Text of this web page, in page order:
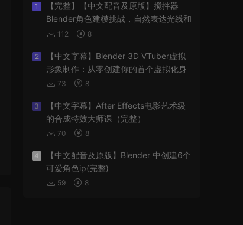
1
【完整】【中文配音及原版】搅拌器
Blender角色建模挑战，自然表达光线和
阴影112 8
2
【中文字幕】Blender 3D VTuber虚拟
形象制作：从零创建你的首个虚拟化身
73 8
3
【中文字幕】After Effects电影艺术级
的合成特效大师课（完整）
70 8
4
【中文配音及原版】Blender 中创建6个
可爱角色ip(完整)
59 8